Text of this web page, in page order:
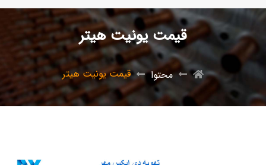
قیمت یونیت هیتر
محتوا قیمت یونیت هیتر